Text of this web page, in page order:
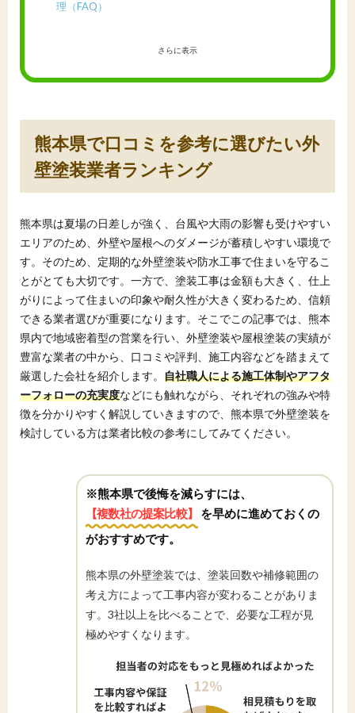
理（FAQ）
さらに表示
熊本県で口コミを参考に選びたい外
壁塗装業者ランキング
熊本県は夏場の日差しが強く、台風や大雨の影響も受けやすい
エリアのため、外壁や屋根へのダメージが蓄積しやすい環境で
す。そのため、定期的な外壁塗装や防水工事で住まいを守るこ
とがとても大切です。一方で、塗装工事は金額も大きく、仕上
がりによって住まいの印象や耐久性が大きく変わるため、信頼
できる業者選びが重要になります。そこでこの記事では、熊本
県内で地域密着型の営業を行い、外壁塗装や屋根塗装の実績が
豊富な業者の中から、口コミや評判、施工内容などを踏まえて
厳選した会社を紹介します。 自社職人による施工体制やアフタ
ーフォローの充実度などにも触れながら、それぞれの強みや特
徴を分かりやすく解説していきますので、熊本県で外壁塗装を
検討している方は業者比較の参考にしてみてください。
※熊本県で後悔を減らすには、
【複数社の提案比較】
を早めに進めておくの
がおすすめです。
熊本県の外壁塗装では、塗装回数や補修範囲の
考え方によって工事内容が変わることがありま
す。3社以上を比べることで、必要な工程が見
極めやすくなります。